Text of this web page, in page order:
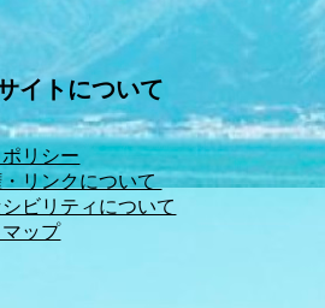
イトについて
リシー
リンクについて
ビリティについて
ップ